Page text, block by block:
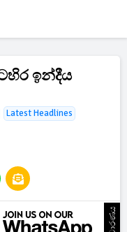
ඉන්දීය
Latest Headlines
ප්‍රචාරණය